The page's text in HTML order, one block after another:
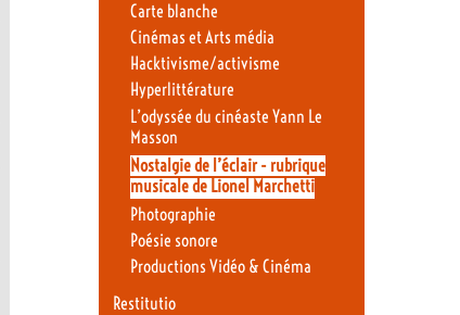
Carte blanche
Cinémas et Arts média
Hacktivisme/activisme
Hyperlittérature
L’odyssée du cinéaste Yann Le
Masson
Nostalgie de l’éclair - rubrique
musicale de Lionel Marchetti
Photographie
Poésie sonore
Productions Vidéo & Cinéma
Restitutio